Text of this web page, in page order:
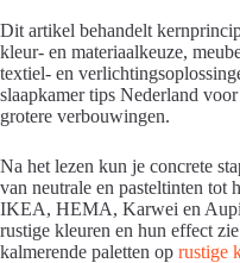
Dit artikel behandelt
kleur- en materiaalkeuze,
textiel- en
slaapkamer tips Nederland
grotere verbouwingen.
Na het lezen kun je concrete
van neutrale en pasteltinten tot
IKEA, HEMA, Karwei en
rustige kleuren en hun effect
kalmerende paletten op rustige